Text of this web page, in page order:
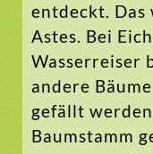
entdeckt. Das
Astes. Bei
Wasserreiser
andere
gefällt
Baumstamm